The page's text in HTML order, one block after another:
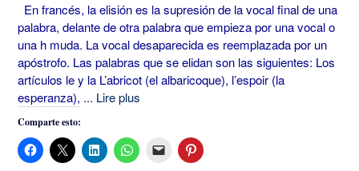
En francés, la elisión es la supresión de la vocal final de una
palabra, delante de otra palabra que empieza por una vocal o
una h muda. La vocal desaparecida es reemplazada por un
apóstrofo. Las palabras que se elidan son las siguientes: Los
artículos le y la L’abricot (el albaricoque), l’espoir (la
esperanza), ... Lire plus
Comparte esto: